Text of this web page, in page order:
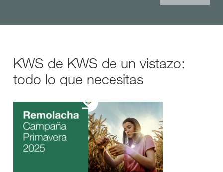
KWS de KWS de un vistazo:
todo lo que necesitas